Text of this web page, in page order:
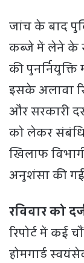
जांच के बाद
कब्जे में लेने के
की
इसके अलावा
और सरकारी
को लेकर
खिलाफ
अनुशंसा की गई
रविवार को
रिपोर्ट में कई
होमगार्ड